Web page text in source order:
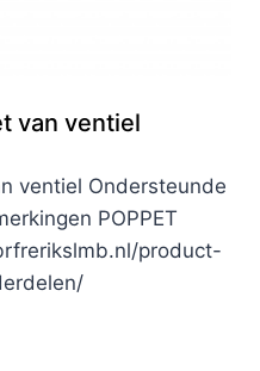
van ventiel
ventiel Ondersteunde
POPPET
product-